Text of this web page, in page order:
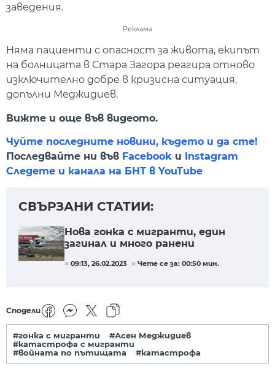
заведения.
Реклама
Няма пациенти с опасност за живота, екипът
на болницата в Стара Загора реагира отново
изключително добре в кризисна ситуация,
допълни Меджидиев.
Вижте и още във видеото.
Чуйте последните новини, където и да сте!
Последвайте ни във Facebook и Instagram
Следете и канала на БНТ в YouTube
СВЪРЗАНИ СТАТИИ:
Нова гонка с мигранти, един
загинал и много ранени
09:13, 26.02.2023 Чете се за: 00:50 мин.
Сподели
#гонка с мигранти
#Асен Меджидиев
#катастрофа с мигранти
#войната по пътищата
#катастрофа